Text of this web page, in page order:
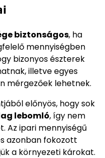
biztonságos, ha
mennyiségben
bizonyos észterek
illetve egyes
mérgezőek lehetnek.
előnyös, hogy sok
lebomló, így nem
Az ipari mennyiségű
azonban fokozott
a környezeti károkat.